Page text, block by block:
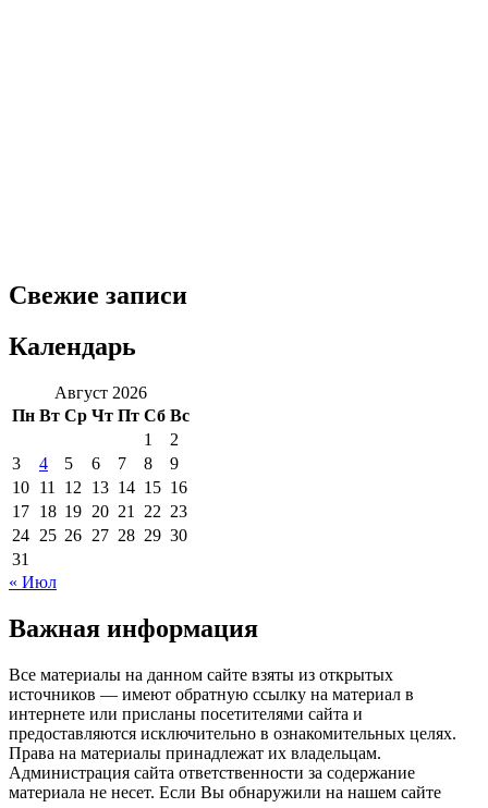
Свежие записи
Календарь
Август 2026
Пн Вт Ср Чт Пт Сб Вс
1
2
3
4 5 6 7 8
9
10 11 12 13 14 15 16
17 18 19 20 21 22 23
24 25 26 27 28 29 30
31
« Июл
Важная информация
Все материалы на данном сайте взяты из открытых
источников — имеют обратную ссылку на материал в
интернете или присланы посетителями сайта и
предоставляются исключительно в ознакомительных целях.
Права на материалы принадлежат их владельцам.
Администрация сайта ответственности за содержание
материала не несет. Если Вы обнаружили на нашем сайте